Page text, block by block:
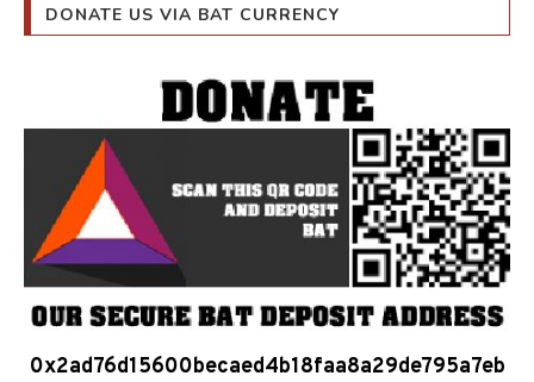
DONATE US VIA BAT CURRENCY
0x2ad76d15600becaed4b18faa8a29de795a7eb